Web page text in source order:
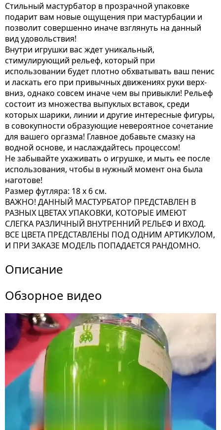
Стильный мастурбатор в прозрачной упаковке
подарит вам новые ощущения при мастурбации и
позволит совершенно иначе взглянуть на данный
вид удовольствия!
Внутри игрушки вас ждет уникальный,
стимулирующий рельеф, который при
использовании будет плотно обхватывать ваш пенис
и ласкать его при привычных движениях руки верх-
вниз, однако совсем иначе чем вы привыкли! Рельеф
состоит из множества выпуклых вставок, среди
которых шарики, линии и другие интересные фигуры,
в совокупности образующие невероятное сочетание
для вашего оргазма! Главное добавьте смазку на
водной основе, и наслаждайтесь процессом!
Не забывайте ухаживать о игрушке, и мыть ее после
использования, чтобы в нужный момент она была
наготове!
Размер футляра: 18 x 6 см.
ВАЖНО! ДАННЫЙ МАСТУРБАТОР ПРЕДСТАВЛЕН В
РАЗНЫХ ЦВЕТАХ УПАКОВКИ, КОТОРЫЕ ИМЕЮТ
СЛЕГКА РАЗЛИЧНЫЙ ВНУТРЕННИЙ РЕЛЬЕФ И ВХОД.
ВСЕ ЦВЕТА ПРЕДСТАВЛЕНЫ ПОД ОДНИМ АРТИКУЛОМ,
И ПРИ ЗАКАЗЕ МОДЕЛЬ ПОПАДАЕТСЯ РАНДОМНО.
Описание
Обзорное видео